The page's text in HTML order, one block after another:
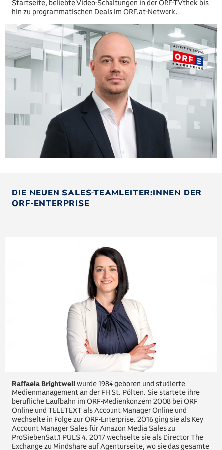
Startseite, beliebte Video-Schaltungen in der ORF-TVthek bis
hin zu programmatischen Deals im ORF.at-Network.
DIE NEUEN SALES-TEAMLEITER:INNEN DER
ORF-ENTERPRISE
Raffaela Brightwellwurde 1984 geboren und studierte
Medienmanagement an der FH St. Pölten. Sie startete ihre
berufliche Laufbahn im ORF-Medienkonzern 2008 bei ORF
Online und TELETEXT als Account Manager Online und
wechselte in Folge zur ORF-Enterprise. 2016 ging sie als Key
Account Manager Sales für Amazon Media Sales zu
ProSiebenSat.1 PULS 4. 2017 wechselte sie als Director The
Exchange zu Mindshare auf Agenturseite, wo sie das gesamte